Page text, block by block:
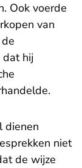
Ook voerde
van
dat hij
dienen
niet
de wijze